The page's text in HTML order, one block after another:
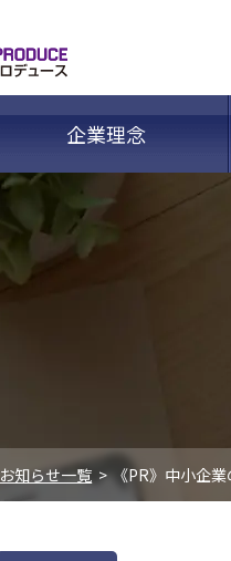
企業理念
お知らせ一覧 《PR》中小企